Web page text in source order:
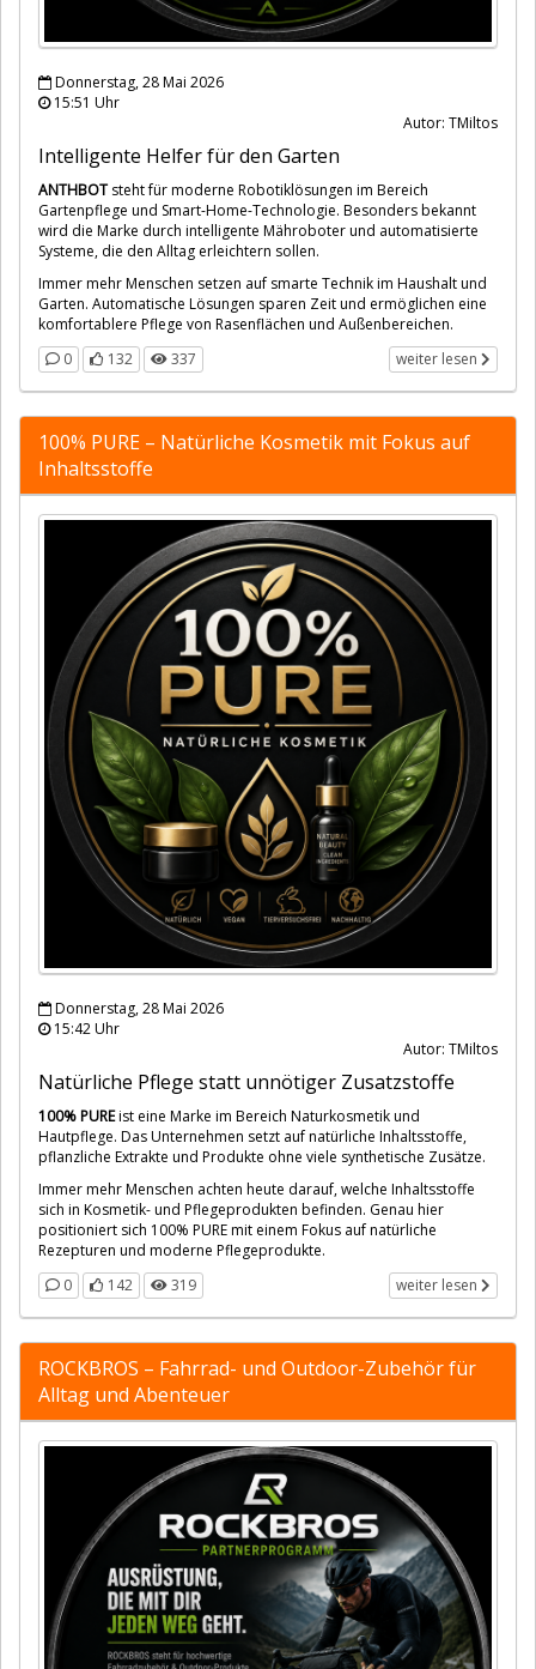
Donnerstag, 28 Mai 2026
15:51 Uhr
Autor: TMiltos
Intelligente Helfer für den Garten
ANTHBOTsteht für moderne Robotiklösungen im Bereich
Gartenpflege und Smart-Home-Technologie. Besonders bekannt
wird die Marke durch intelligente Mähroboter und automatisierte
Systeme, die den Alltag erleichtern sollen.
Immer mehr Menschen setzen auf smarte Technik im Haushalt und
Garten. Automatische Lösungen sparen Zeit und ermöglichen eine
komfortablere Pflege von Rasenflächen und Außenbereichen.
0
132 337 weiter lesen
100% PURE – Natürliche Kosmetik mit Fokus auf
Inhaltsstoffe
Donnerstag, 28 Mai 2026
15:42 Uhr
Autor: TMiltos
Natürliche Pflege statt unnötiger Zusatzstoffe
100% PUREist eine Marke im Bereich Naturkosmetik und
Hautpflege. Das Unternehmen setzt auf natürliche Inhaltsstoffe,
pflanzliche Extrakte und Produkte ohne viele synthetische Zusätze.
Immer mehr Menschen achten heute darauf, welche Inhaltsstoffe
sich in Kosmetik- und Pflegeprodukten befinden. Genau hier
positioniert sich 100% PURE mit einem Fokus auf natürliche
Rezepturen und moderne Pflegeprodukte.
0
142 319 weiter lesen
ROCKBROS – Fahrrad- und Outdoor-Zubehör für
Alltag und Abenteuer